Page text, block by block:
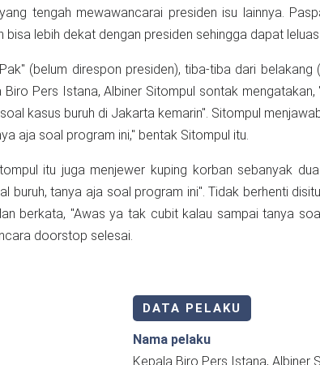
tengah mewawancarai presiden isu lainnya.
bisa lebih dekat dengan presiden sehingga dapat
(belum direspon presiden), tiba-tiba dari belakang
Pers Istana, Albiner Sitompul sontak mengatakan,
kasus buruh di Jakarta kemarin". Sitompul
aja soal program ini," bentak Sitompul itu.
itu juga menjewer kuping korban sebanyak
buruh, tanya aja soal program ini". Tidak berhenti
berkata, "Awas ya tak cubit kalau sampai tanya
doorstop selesai.
DATA PELAKU
Nama pelaku
Kepala Biro Pers Istana, Albiner